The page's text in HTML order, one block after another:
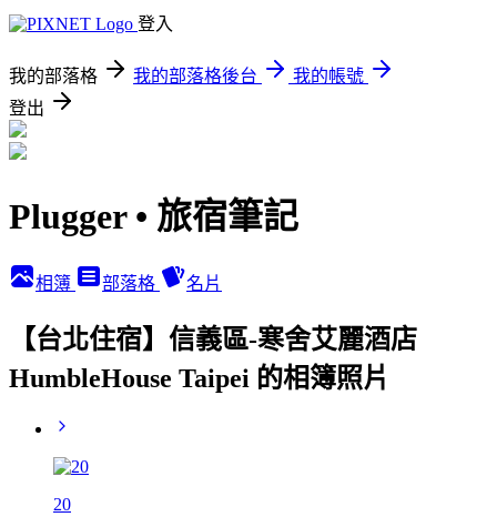
登入
我的部落格 我的部落格後台
我的帳號
登出
Plugger • 旅宿筆記
相簿 部落格 名片
【台北住宿】信義區-寒舍艾麗酒店
HumbleHouse Taipei 的相簿照片
20